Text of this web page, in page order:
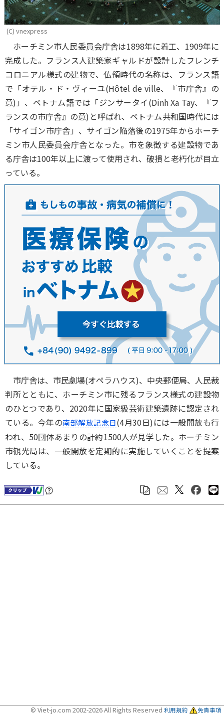
(C) vnexpress
ホーチミン市人民委員会庁舎は1898年に着工、1909年に
完成した。フランス人建築家ギャルドが設計したフレンチ
コロニアル様式の建物で、仏領時代の名称は、フランス語
で「オテル・ド・ヴィーユ(Hôtel de ville、『市庁舎』の
意)」、ベトナム語では「ジンサータイ(Dinh Xa Tay、『フ
ランスの市庁舎』の意)と呼ばれ、ベトナム共和国時代には
「サイゴン市庁舎」、サイゴン陥落後の1975年からホーチ
ミン市人民委員会庁舎となった。市を象徴する建設物であ
る庁舎は100年以上に渡って使用され、破損と老朽化が目立
っている。
市庁舎は、市民劇場(オペラハウス)、中央郵便局、人民裁
判所とともに、ホーチミン市に残るフランス様式の建設物
のひとつであり、2020年に国家級芸術建築遺跡に認定され
ている。今年の南部解放記念日(4月30日)には一般開放も行
われ、50団体あまりの計約1500人が見学した。ホーチミン
市観光局は、一般開放を定期的に実施していくことを提案
している。
© Viet-jo.com 2002-2026 All Rights Reserved 利用規約 免責事項